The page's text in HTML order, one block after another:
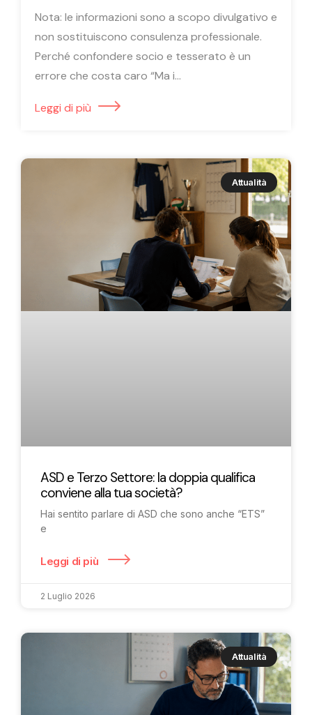
Nota: le informazioni sono a scopo divulgativo e
non sostituiscono consulenza professionale.
Perché confondere socio e tesserato è un
errore che costa caro “Ma i...
Leggi di più
Attualità
ASD e Terzo Settore: la doppia qualifica
conviene alla tua società?
Hai sentito parlare di ASD che sono anche “ETS”
e
Leggi di più
2 Luglio 2026
Attualità